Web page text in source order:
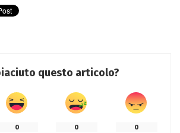
questo articolo?
0 0 0